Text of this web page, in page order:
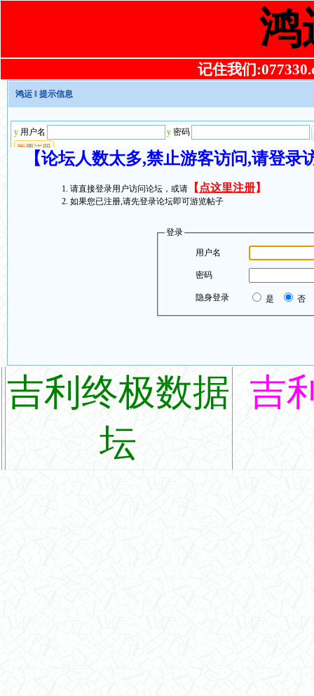
鸿
记住我们
鸿运 ‖ 提示信息
【论坛人数太多,禁止游客访问,请登
请直接登录用户访问论坛，或请 【 点这里注册】
如果您已注册,请先登录论坛即可游览帖子
登录
用户名
密码
隐身登录 是 否
吉利终极数据
坛
吉